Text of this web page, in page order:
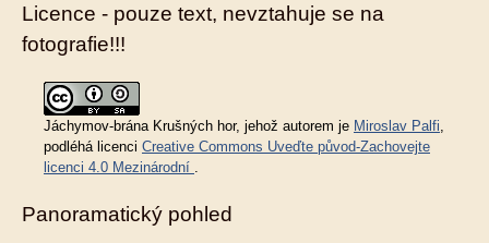
Licence - pouze text, nevztahuje se na
fotografie!!!
Jáchymov-brána Krušných hor, jehož autorem je Miroslav Palfi
podléhá licenci Creative Commons Uveďte původ-Zachovejte
licenci 4.0 Mezinárodní
Panoramatický pohled